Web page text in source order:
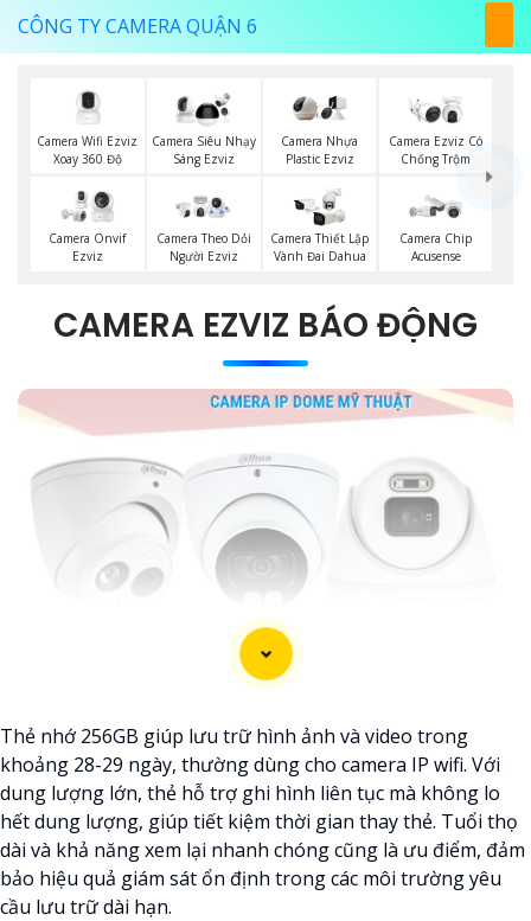
CÔNG TY CAMERA QUẬN 6
Camera Wifi Ezviz
Xoay 360 Độ
Camera Siêu Nhạy
Sáng Ezviz
Camera Nhựa
Plastic Ezviz
Camera Ezviz Có
Chống Trộm
Camera Onvif
Ezviz
Camera Theo Dỏi
Người Ezviz
Camera Thiết Lập
Vành Đai Dahua
Camera Chip
Acusense
CAMERA EZVIZ BÁO ĐỘNG
Thẻ nhớ 256GB giúp lưu trữ hình ảnh và video trong
khoảng 28-29 ngày, thường dùng cho camera IP wifi. Với
dung lượng lớn, thẻ hỗ trợ ghi hình liên tục mà không lo
hết dung lượng, giúp tiết kiệm thời gian thay thẻ. Tuổi thọ
dài và khả năng xem lại nhanh chóng cũng là ưu điểm, đảm
bảo hiệu quả giám sát ổn định trong các môi trường yêu
cầu lưu trữ dài hạn.